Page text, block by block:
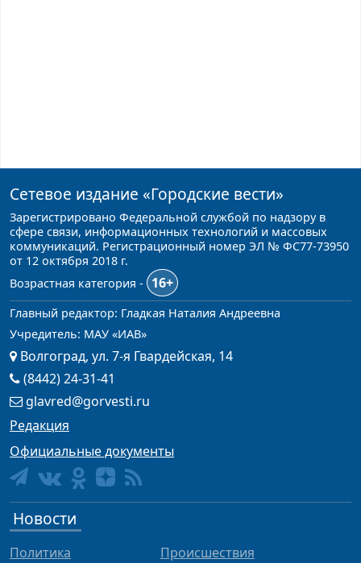
Сетевое издание «Городские вести»
Зарегистрировано Федеральной службой по надзору в
сфере связи, информационных технологий и массовых
коммуникаций. Регистрационный номер ЭЛ № ФС77-73950
от 12 октября 2018 г.
Возрастная категория -
16+
Главный редактор: Гладкая Наталия Андреевна
Учредитель: МАУ «ИАВ»
Волгоград, ул. 7-я Гвардейская, 14
(8442) 24-31-41
glavred@gorvesti.ru
Редакция
Официальные документы
Новости
Политика
Происшествия